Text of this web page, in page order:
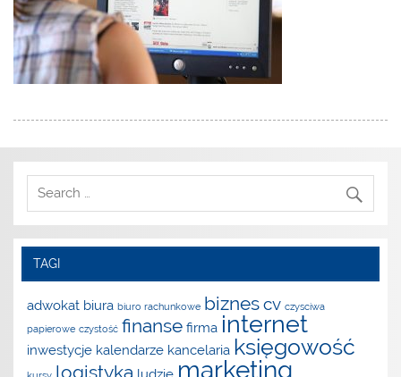
TAGI
adwokat biura biuro rachunkowe biznescv czysciwa
papierowe czystość finanse firma internet
inwestycje kalendarze kancelaria księgowość
logistyka marketing